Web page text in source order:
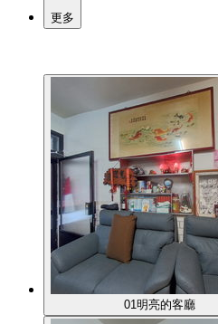
更多
01明亮的客廳